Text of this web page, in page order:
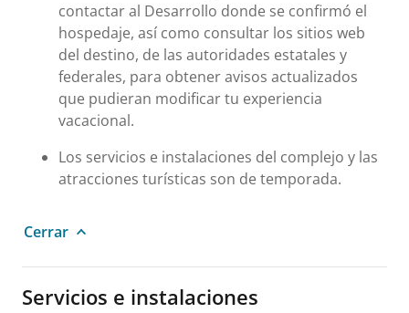
contactar al Desarrollo donde se confirmó el
hospedaje, así como consultar los sitios web
del destino, de las autoridades estatales y
federales, para obtener avisos actualizados
que pudieran modificar tu experiencia
vacacional.
Los servicios e instalaciones del complejo y las
atracciones turísticas son de temporada.
Cerrar
Servicios e instalaciones